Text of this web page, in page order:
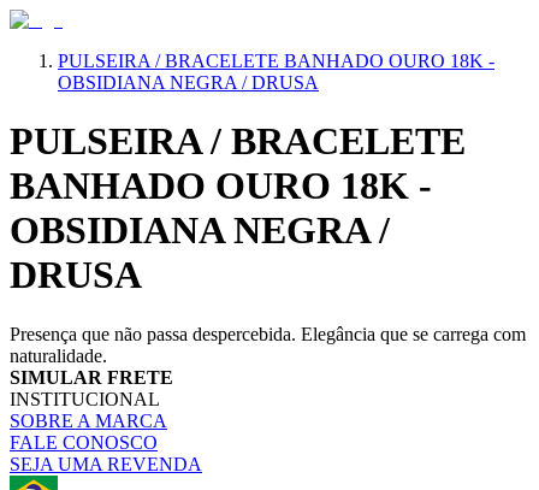
PULSEIRA / BRACELETE BANHADO OURO 18K -
OBSIDIANA NEGRA / DRUSA
PULSEIRA / BRACELETE
BANHADO OURO 18K -
OBSIDIANA NEGRA /
DRUSA
Presença que não passa despercebida. Elegância que se carrega com
naturalidade.
SIMULAR FRETE
INSTITUCIONAL
SOBRE A MARCA
FALE CONOSCO
SEJA UMA REVENDA